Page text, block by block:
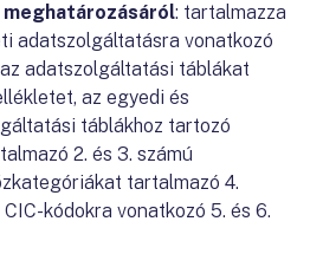
: tartalmazza
adatszolgáltatásra vonatkozó
adatszolgáltatási táblákat
az egyedi és
táblákhoz tartozó
2. és 3. számú
tartalmazó 4.
kódokra vonatkozó 5. és 6.